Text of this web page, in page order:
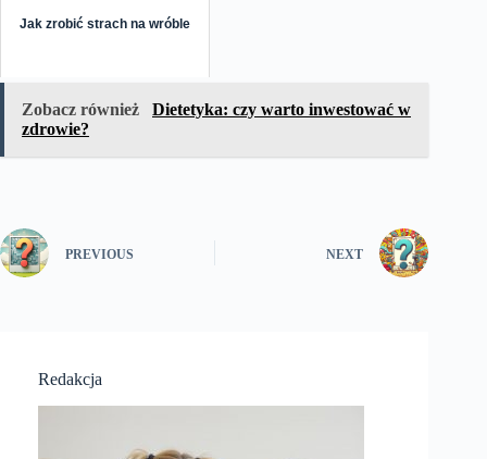
Jak zrobić strach na wróble
Zobacz również
Dietetyka: czy warto inwestować w
zdrowie?
PREVIOUS NEXT
Redakcja